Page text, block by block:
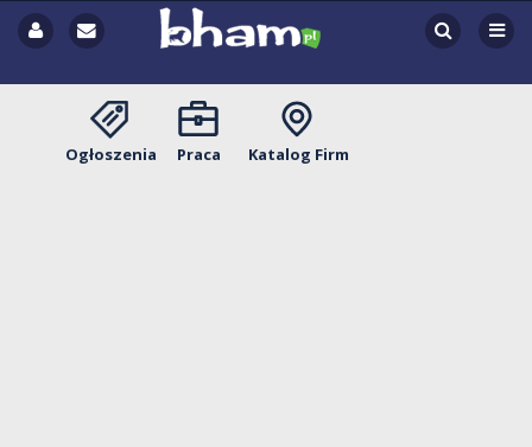
Ogłoszenia Praca Katalog Firm